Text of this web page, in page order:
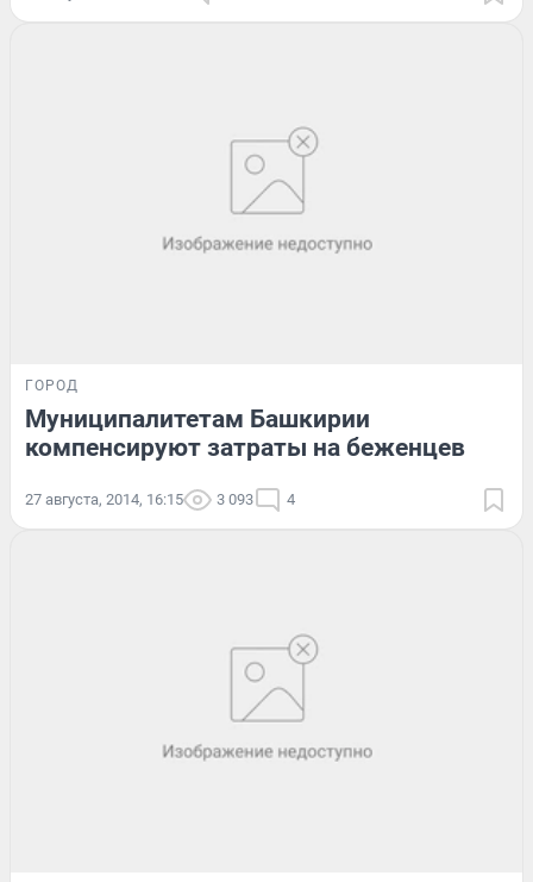
ГОРОД
Муниципалитетам Башкирии
компенсируют затраты на беженцев
27 августа, 2014, 16:15 3 093 4